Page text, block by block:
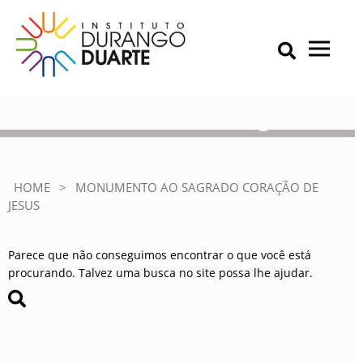
content
IDD – Instituto Durango Duarte
Instituto Durango Duarte
Primary Menu
HOME >
MONUMENTO AO SAGRADO CORAÇÃO DE
JESUS
Parece que não conseguimos encontrar o que você está
procurando. Talvez uma busca no site possa lhe ajudar.